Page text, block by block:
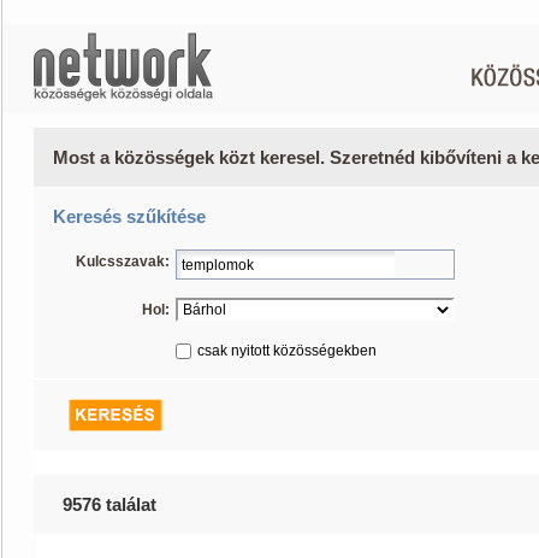
Most a közösségek közt keresel. Szeretnéd kibővíteni a
Keresés szűkítése
Kulcsszavak:
Hol:
csak nyitott közösségekben
9576 találat